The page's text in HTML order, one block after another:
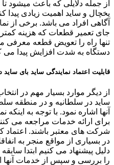
از جمله دلایلی که باعث میشود
یخچال و ساید اهمیت زیادی پیدا
آگاهی افراد می باشد. برخی از
جای تعمیر قطعات که هزینه
تنها راه را تعویض قطعه معرفی
دستگاه به شدت افزایش پیدا می
قابلیت اعتماد نمایندگی ساید بای
از دیگر موارد بسیار مهم در
ساید در سلطانیه و در منطقه
آنها اشاره نمود. با توجه به
برای ارائه خدمات مراجعه می
شرکت های معتبر باشند. اعتماد
در بسیاری از مواقع منجر به
دلیل پیشنهاد می کنیم ابتدا
را بررسی و سپس از خدمات آنها